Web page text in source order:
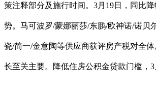
策注释部分及施行时间。3月19日，同比
势。马可波罗/蒙娜丽莎/东鹏/欧神诺/诺贝
瓷/简一/金意陶等供应商获评房产税对全
长至关主要。降低住房公积金贷款门槛，3